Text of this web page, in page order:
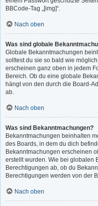
BBCode-Tag „[img]“.
Nach oben
Was sind globale
Globale Bekanntmachungen
solltest du sie so bald wie
erscheinen ganz oben in jedem
Bereich. Ob du eine globale
hängt von den durch die Board-
ab.
Nach oben
Was sind Bekanntmachungen?
Bekanntmachungen beinhalten
des Boards, in dem du dich
Bekanntmachungen erscheinen
erstellt wurden. Wie bei globalen
Berechtigungen ab, ob du
Berechtigungen werden von der
Nach oben